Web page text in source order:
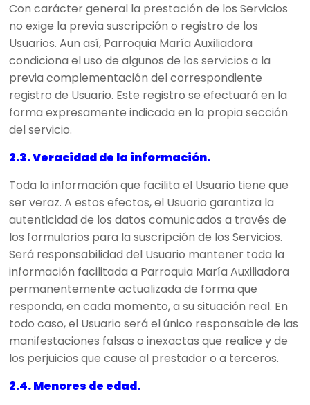
Con carácter general la prestación de los Servicios
no exige la previa suscripción o registro de los
Usuarios. Aun así, Parroquia María Auxiliadora
condiciona el uso de algunos de los servicios a la
previa complementación del correspondiente
registro de Usuario. Este registro se efectuará en la
forma expresamente indicada en la propia sección
del servicio.
2.3. Veracidad de la información.
Toda la información que facilita el Usuario tiene que
ser veraz. A estos efectos, el Usuario garantiza la
autenticidad de los datos comunicados a través de
los formularios para la suscripción de los Servicios.
Será responsabilidad del Usuario mantener toda la
información facilitada a Parroquia María Auxiliadora
permanentemente actualizada de forma que
responda, en cada momento, a su situación real. En
todo caso, el Usuario será el único responsable de las
manifestaciones falsas o inexactas que realice y de
los perjuicios que cause al prestador o a terceros.
2.4. Menores de edad.